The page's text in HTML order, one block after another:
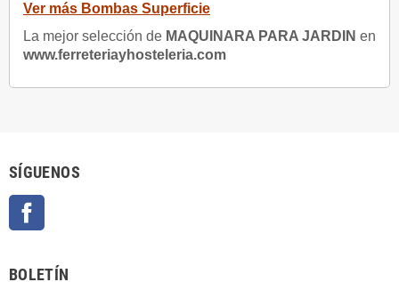
Ver más Bombas Superficie
La mejor selección de MAQUINARA PARA JARDIN en
www.ferreteriayhosteleria.com
SÍGUENOS
BOLETÍN